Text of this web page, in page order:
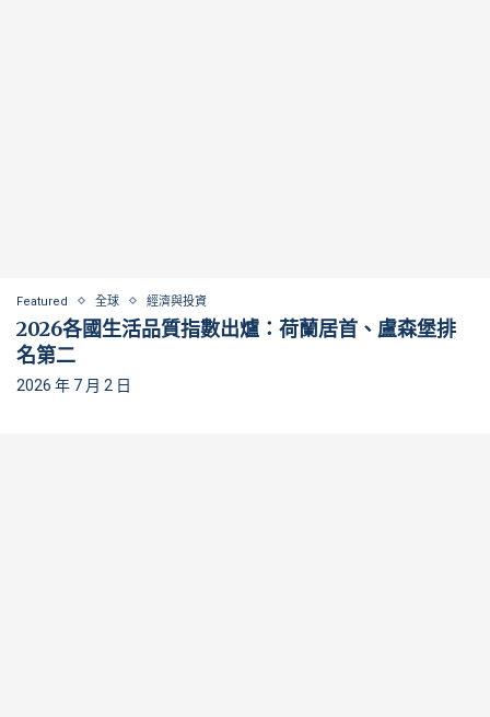
Featured 全球 經濟與投資
2026各國生活品質指數出爐：荷蘭居首、盧森堡排
名第二
2026 年 7 月 2 日